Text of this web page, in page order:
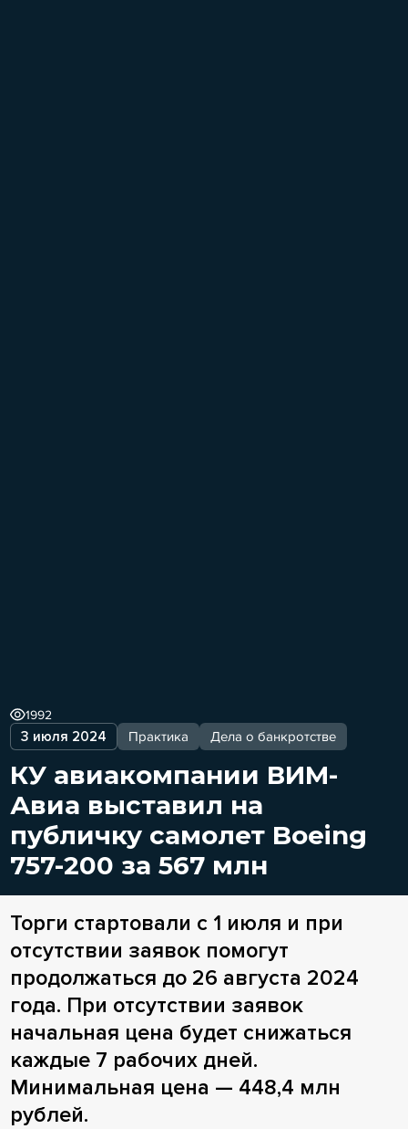
3 июля 2024 Практика Дела о банкротстве
1992
КУ авиакомпании ВИМ-
Авиа выставил на
публичку самолет Boeing
757-200 за 567 млн
Торги стартовали с 1 июля и при
отсутствии заявок помогут
продолжаться до 26 августа 2024
года. При отсутствии заявок
начальная цена будет снижаться
каждые 7 рабочих дней.
Минимальная цена — 448,4 млн
рублей.